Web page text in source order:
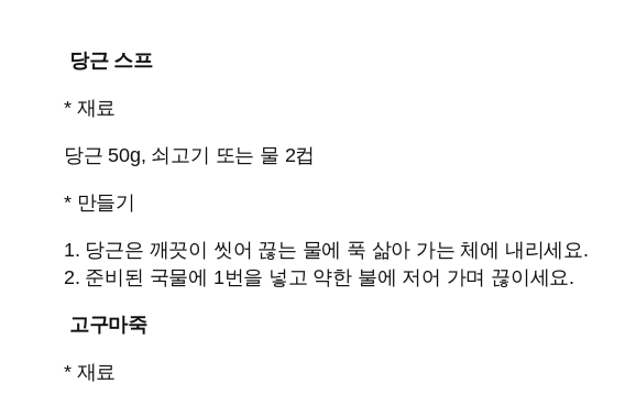
당근 스프
* 재료
당근 50g, 쇠고기 또는 물 2컵
* 만들기
1. 당근은 깨끗이 씻어 끊는 물에 푹 삶아 가는 체에 내리세요.
2. 준비된 국물에 1번을 넣고 약한 불에 저어 가며 끊이세요.
고구마죽
* 재료